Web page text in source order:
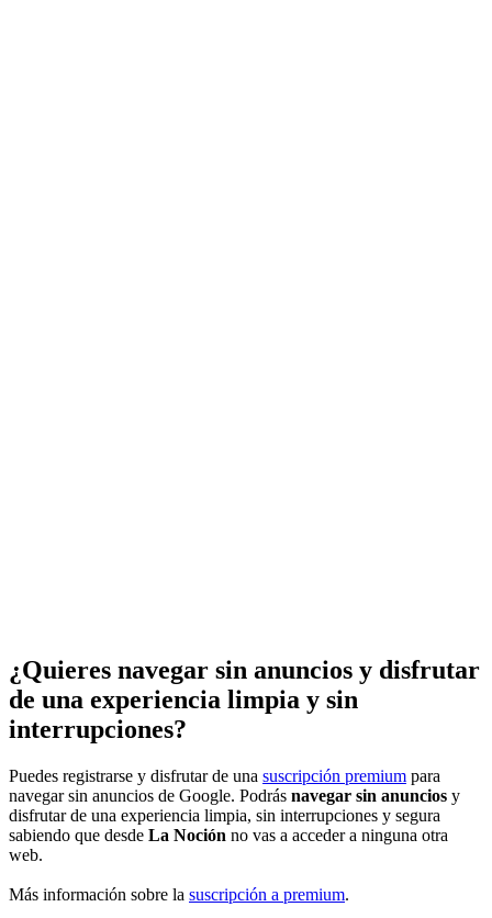
¿Quieres navegar sin anuncios y disfrutar
de una experiencia limpia y sin
interrupciones?
Puedes registrarse y disfrutar de una suscripción premium para
navegar sin anuncios de Google. Podrás navegar sin anuncios y
disfrutar de una experiencia limpia, sin interrupciones y segura
sabiendo que desde La Noción no vas a acceder a ninguna otra
web.
Más información sobre la suscripción a premium.